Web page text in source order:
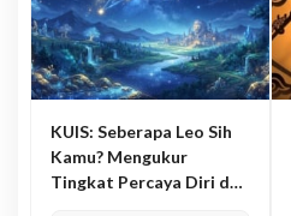
KUIS: Seberapa Leo Sih
Kamu? Mengukur
Tingkat Percaya Diri dan